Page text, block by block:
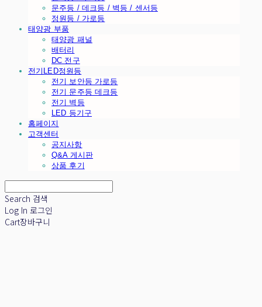
문주등 / 데크등 / 벽등 / 센서등
정원등 / 가로등
태양광 부품
태양광 패널
배터리
DC 전구
전기LED정원등
전기 보안등 가로등
전기 문주등 데크등
전기 벽등
LED 등기구
홈페이지
고객센터
공지사항
Q&A 게시판
상품 후기
Search 검색
Log In 로그인
Cart장바구니